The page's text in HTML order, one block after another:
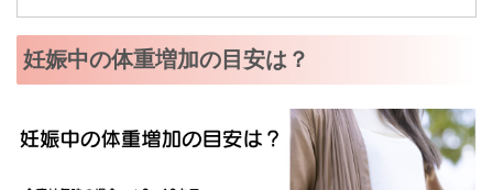
妊娠中の体重増加の目安は？